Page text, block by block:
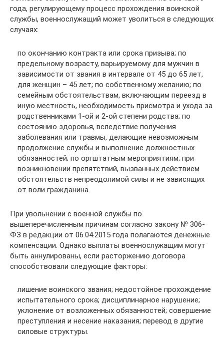
года, регулирующему процесс прохождения воинской
службы, военнослужащий может уволиться в следующих
случаях:
по окончанию контракта или срока призыва; по
предельному возрасту, варьируемому для мужчин в
зависимости от звания в интервале от 45 до 65 лет,
для женщин – 45 лет; по собственному желанию; по
семейным обстоятельствам, включающим переезд в
иную местность, необходимость присмотра и ухода за
родственниками 1-ой и 2-ой степени родства; по
состоянию здоровья, вследствие получения
заболевания или травмы, делающие невозможным
продолжение службы и выполнение должностных
обязанностей; по оргштатным мероприятиям; при
возникновении препятствий, вызванных действием
обстоятельств непреодолимой силы и не зависящих
от воли гражданина.
При увольнении с военной службы по
вышеперечисленным причинам согласно закону № 306-
ФЗ в редакции от 06.04.2015 года полагаются денежные
компенсации. Однако выплаты военнослужащим могут
быть аннулированы, если расторжению договора
способствовали следующие факторы:
лишение воинского звания; недостойное прохождение
испытательного срока; дисциплинарное нарушение;
уклонение от возложенных обязанностей; совершение
преступления и несение наказания; перевод в другие
силовые структуры.